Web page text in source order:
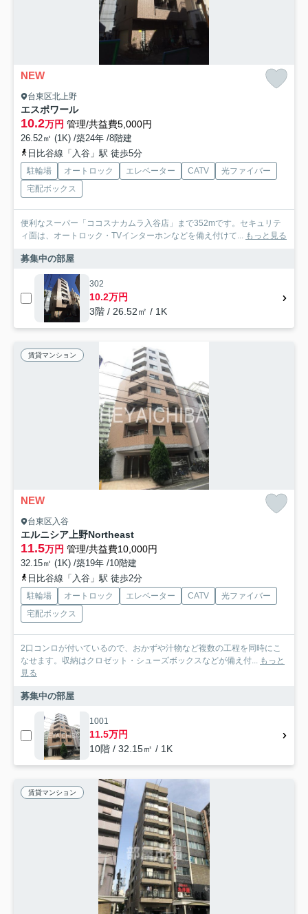
NEW
台東区北上野
エスポワール
10.2万円 管理/共益費5,000円
26.52㎡ (1K) /築24年 /8階建
日比谷線「入谷」駅 徒歩5分
駐輪場 オートロック エレベーター CATV
光ファイバー
宅配ボックス
便利なスーパー「ココスナカムラ入谷店」まで352mです。セキュリテ
ィ面は、オートロック・TVインターホンなどを備え付けて... もっと見る
募集中の部屋
302
10.2万円
3階 / 26.52㎡ / 1K
賃貸マンション
NEW
台東区入谷
エルニシア上野Northeast
11.5万円 管理/共益費10,000円
32.15㎡ (1K) /築19年 /10階建
日比谷線「入谷」駅 徒歩2分
駐輪場 オートロック エレベーター CATV
光ファイバー
宅配ボックス
2口コンロが付いているので、おかずや汁物など複数の工程を同時にこ
なせます。収納はクロゼット・シューズボックスなどが備え付... もっと
見る
募集中の部屋
1001
11.5万円
10階 / 32.15㎡ / 1K
賃貸マンション